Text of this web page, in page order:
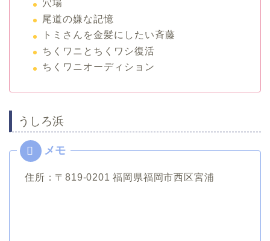
穴場
尾道の嫌な記憶
トミさんを金髪にしたい斉藤
ちくワニとちくワシ復活
ちくワニオーディション
うしろ浜
住所：〒819-0201 福岡県福岡市西区宮浦